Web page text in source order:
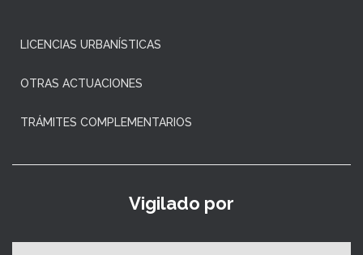
LICENCIAS URBANÍSTICAS
OTRAS ACTUACIONES
TRÁMITES COMPLEMENTARIOS
Vigilado por